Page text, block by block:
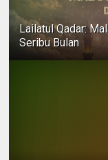
Lailatul Qadar:
Seribu Bulan